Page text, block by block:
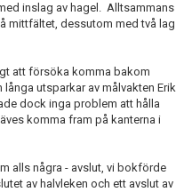
inslag av hagel. Alltsammans
mittfältet, dessutom med två lag
att försöka komma bakom
utsparkar av målvakten Erik
dock inga problem att hålla
komma fram på kanterna i
alls några - avslut, vi bokförde
av halvleken och ett avslut av